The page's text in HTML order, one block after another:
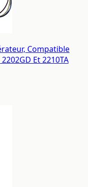
Compatible
Et 2210TA